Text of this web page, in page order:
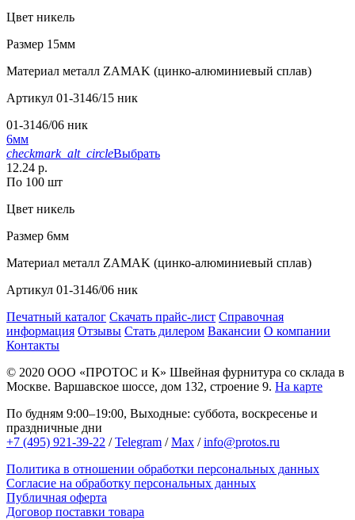
Цвет никель
Размер 15мм
Материал металл ZAMAK (цинко-алюминиевый сплав)
Артикул 01-3146/15 ник
01-3146/06 ник
6мм
checkmark_alt_circleВыбрать
12.24 р.
По 100 шт
Цвет никель
Размер 6мм
Материал металл ZAMAK (цинко-алюминиевый сплав)
Артикул 01-3146/06 ник
Печатный каталог Скачать прайс-лист Справочная
информация Отзывы Стать дилером Вакансии О компании
Контакты
© 2020 ООО «ПРОТОС и К» Швейная фурнитура со склада в
Москве. Варшавское шоссе, дом 132, строение 9. На карте
По будням 9:00–19:00, Выходные: суббота, воскресенье и
праздничные дни
+7 (495) 921-39-22 /Telegram /Max /info@protos.ru
Политика в отношении обработки персональных данных
Согласие на обработку персональных данных
Публичная оферта
Договор поставки товара